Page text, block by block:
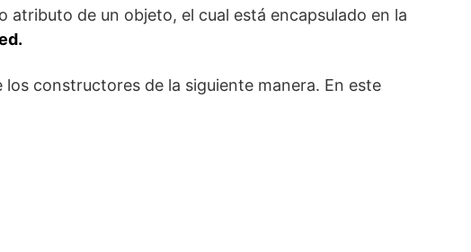
atributo de un objeto, el cual está encapsulado en la
constructores de la siguiente manera. En este